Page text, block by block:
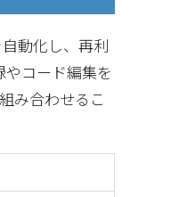
動化し、再利
コード編集を
み合わせるこ